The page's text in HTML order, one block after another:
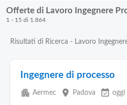
Stipendi
Blog
Offerte di Lavoro Ingegnere
1 - 15 di 1.864
Risultati di Ricerca - Lavoro
Ingegnere di processo
apartment Aermec place Padova event_available oggi